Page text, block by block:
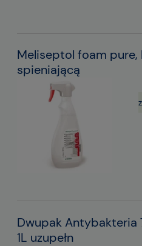
Meliseptol foam pure,
spieniającą
Dwupak Antybakteria
1L uzupełn